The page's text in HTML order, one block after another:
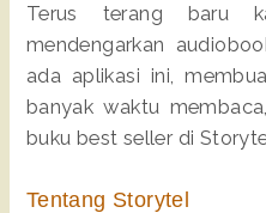
Terus terang baru
mendengarkan
ada aplikasi ini,
banyak waktu
buku best seller di
Tentang Storytel